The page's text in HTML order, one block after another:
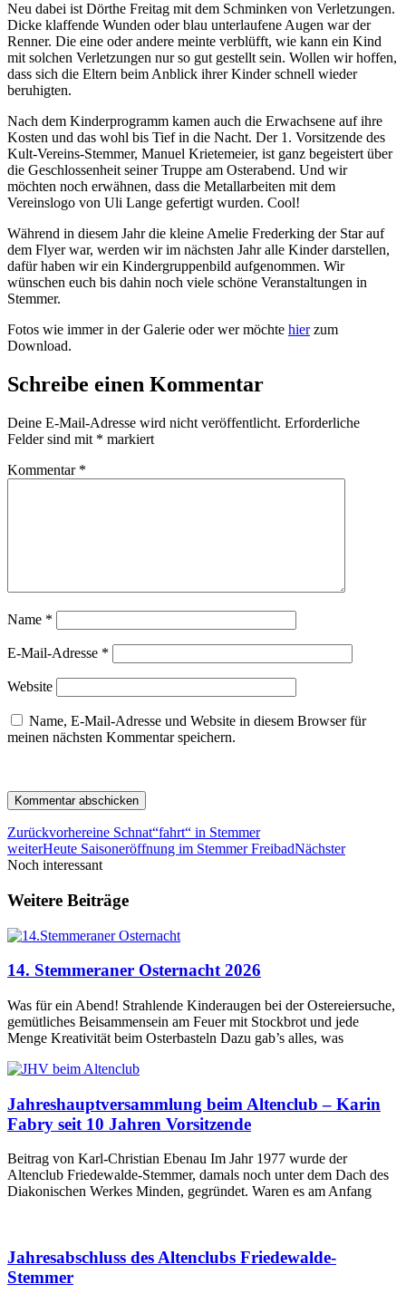
Neu dabei ist Dörthe Freitag mit dem Schminken von Verletzungen.
Dicke klaffende Wunden oder blau unterlaufene Augen war der
Renner. Die eine oder andere meinte verblüfft, wie kann ein Kind
mit solchen Verletzungen nur so gut gestellt sein. Wollen wir hoffen,
dass sich die Eltern beim Anblick ihrer Kinder schnell wieder
beruhigten.
Nach dem Kinderprogramm kamen auch die Erwachsene auf ihre
Kosten und das wohl bis Tief in die Nacht. Der 1. Vorsitzende des
Kult-Vereins-Stemmer, Manuel Krietemeier, ist ganz begeistert über
die Geschlossenheit seiner Truppe am Osterabend. Und wir
möchten noch erwähnen, dass die Metallarbeiten mit dem
Vereinslogo von Uli Lange gefertigt wurden. Cool!
Während in diesem Jahr die kleine Amelie Frederking der Star auf
dem Flyer war, werden wir im nächsten Jahr alle Kinder darstellen,
dafür haben wir ein Kindergruppenbild aufgenommen. Wir
wünschen euch bis dahin noch viele schöne Veranstaltungen in
Stemmer.
Fotos wie immer in der Galerie oder wer möchte hierzum
Download.
Schreibe einen Kommentar
Deine E-Mail-Adresse wird nicht veröffentlicht. Erforderliche
Felder sind mit * markiert
Kommentar *
Name *
E-Mail-Adresse *
Website
Name, E-Mail-Adresse und Website in diesem Browser für
meinen nächsten Kommentar speichern.
Zurückvorhereine Schnat“fahrt“ in Stemmer
weiterHeute Saisoneröffnung im Stemmer FreibadNächster
Noch interessant
Weitere Beiträge
14. Stemmeraner Osternacht 2026
Was für ein Abend! Strahlende Kinderaugen bei der Ostereiersuche,
gemütliches Beisammensein am Feuer mit Stockbrot und jede
Menge Kreativität beim Osterbasteln Dazu gab’s alles, was
Jahreshauptversammlung beim Altenclub – Karin
Fabry seit 10 Jahren Vorsitzende
Beitrag von Karl-Christian Ebenau Im Jahr 1977 wurde der
Altenclub Friedewalde-Stemmer, damals noch unter dem Dach des
Diakonischen Werkes Minden, gegründet. Waren es am Anfang
Jahresabschluss des Altenclubs Friedewalde-
Stemmer